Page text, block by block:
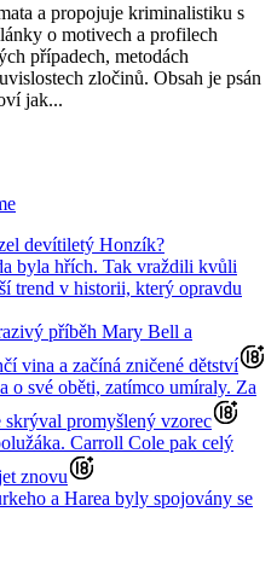
a propojuje kriminalistiku s
o motivech a profilech
případech, metodách
zločinů. Obsah je psán
jak...
devítiletý Honzík?
byla hřích. Tak vraždili kvůli
trend v historii, který opravdu
příběh Mary Bell a
vina a začíná zničené dětství
o své oběti, zatímco umíraly. Za
skrýval promyšlený vzorec
Carroll Cole pak celý
znovu
a Harea byly spojovány se